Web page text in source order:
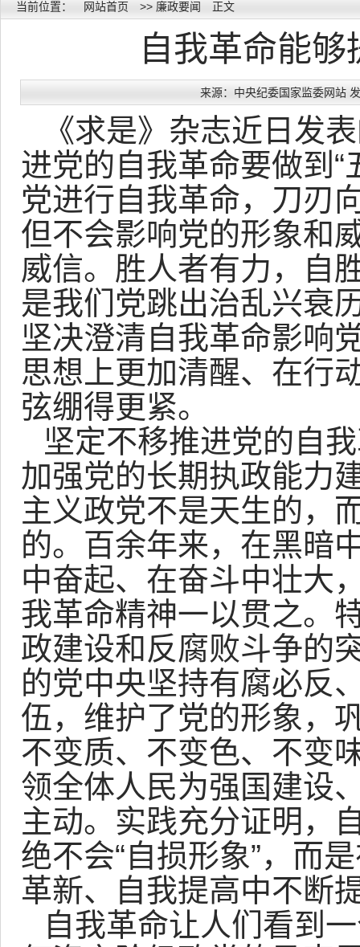
当前位置： 网站首页 >> 廉政要闻 正文
自我革命能
来源：中央纪委国家监委网站
《求是》杂志近日发
进党的自我革命要做到
党进行自我革命，刀刃
但不会影响党的形象和
威信。胜人者有力，自
是我们党跳出治乱兴衰
坚决澄清自我革命影响
思想上更加清醒、在行
弦绷得更紧。
坚定不移推进党的自
加强党的长期执政能力
主义政党不是天生的，
的。百余年来，在黑暗
中奋起、在奋斗中壮大
我革命精神一以贯之。
政建设和反腐败斗争的
的党中央坚持有腐必反
伍，维护了党的形象，
不变质、不变色、不变
领全体人民为强国建设
主动。实践充分证明，
绝不会“自损形象”，而
革新、自我提高中不断
自我革命让人们看到